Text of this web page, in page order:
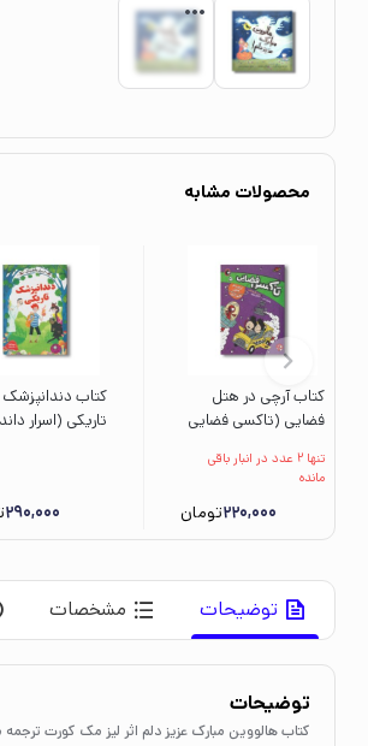
محصولات مشابه
کتاب آرچی در هتل
فضایی (تاکسی فضایی
مایکل بروور ترجمه
تنها 2 عدد در انبار باقی
مانده
220,000تومان
کتاب دندانپزشک
تاریکی (اسرار
290,000
توضیحات مشخصات
توضیحات
کتاب هالووین مبارک عزیز دلم اثر لیز مک کورت